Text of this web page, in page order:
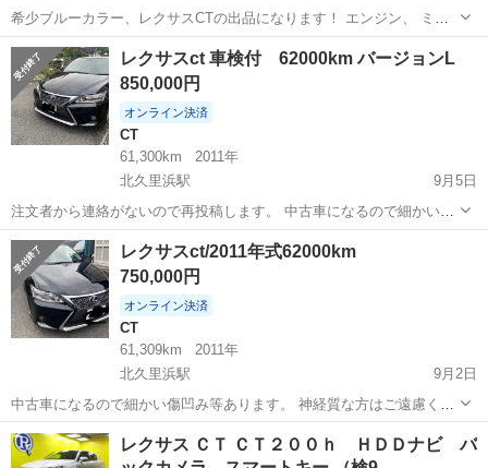
希少ブルーカラー、レクサスCTの出品になります！ エンジン、 ミッ
ション、エアコンともに異常ありません！ （装備） 純正オプション、
エアロバンパー Fスポーツリアバンパー 希少内装色（ベージュ） 純正
ナビ ETC フル...
神奈川 横浜市 鶴ヶ峰駅 CT
レクサスct 車検付 62000km バージョンL
850,000円
オンライン決済
CT
61,300km
2011年
北久里浜駅
9月5日
注文者から連絡がないので再投稿します。 中古車になるので細かい傷
凹み等あります。 神経質な方はご遠慮ください。 現金一括のみ受け付
けております。 仕様 2011年式 走行距離 61309km 車検 R4-10.1まで
バー...
神奈川 横須賀市 北久里浜駅 CT
レクサスct/2011年式62000km
750,000円
オンライン決済
CT
61,309km
2011年
北久里浜駅
9月2日
中古車になるので細かい傷凹み等あります。 神経質な方はご遠慮くだ
さい。 現金一括のみ受け付けております。 仕様 2011年式 走行距離
61309km 車検 R4-10.1まで バージョンL ※使用に...
神奈川 横須賀市 北久里浜駅
レクサス ＣＴ ＣＴ２００ｈ ＨＤＤナビ バ